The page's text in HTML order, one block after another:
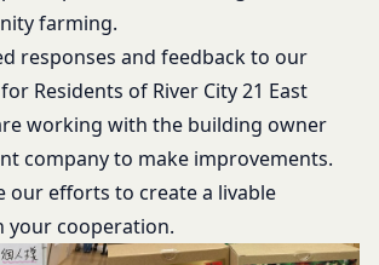
farming.
responses and feedback to our
Residents of River City 21 East
working with the building owner
company to make improvements.
our efforts to create a livable
your cooperation.
これを利用することにより当社のサー
イト内におけるお客様の行動履歴(ア
、コンテンツ、参照順序等)や、年
業、居住地域、位置情報等個人が特定
情報(それらの組み合わせによっても
きないもの)を取得することがありま
身に関する情報の取得を望まれない場
ザや携帯端末の設定により、クッキー
約を変更する必要が生じた場合には、
承諾を得ることなく、本規約を変更す
るものとします。
規約の変更をするときは、その効力発
かつ、本規約を変更する旨及び変更後
容並びにその効力発生日を、会員に対
更の効力発生日前に、第11条に定め
通知するものとします。ただし、文言